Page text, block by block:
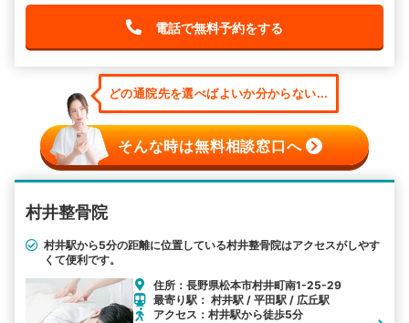
電話で無料予約をする
どの通院先を選べばよいか分からない...
そんな時は無料相談窓口へ
村井整骨院
村井駅から5分の距離に位置している村井整骨院はアクセスがしやす
くて便利です。
住所：長野県松本市村井町南1-25-29
最寄り駅： 村井駅 / 平田駅 / 広丘駅
アクセス：村井駅から徒歩5分